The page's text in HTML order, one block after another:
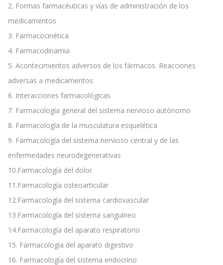
2. Formas farmacéuticas y vías de administración de los
medicamentos
3. Farmacocinética
4. Farmacodinamia
5. Acontecimientos adversos de los fármacos. Reacciones
adversas a medicamentos
6. Interacciones farmacológicas
7. Farmacología general del sistema nervioso autónomo
8. Farmacología de la musculatura esquelética
9. Farmacología del sistema nervioso central y de las
enfermedades neurodegenerativas
10.Farmacología del dolor
11.Farmacología osteoarticular
12.Farmacología del sistema cardiovascular
13.Farmacología del sistema sanguíneo
14.Farmacología del aparato respiratorio
15. Farmacología del aparato digestivo
16. Farmacología del sistema endocrino